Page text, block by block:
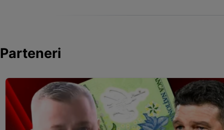
Parteneri